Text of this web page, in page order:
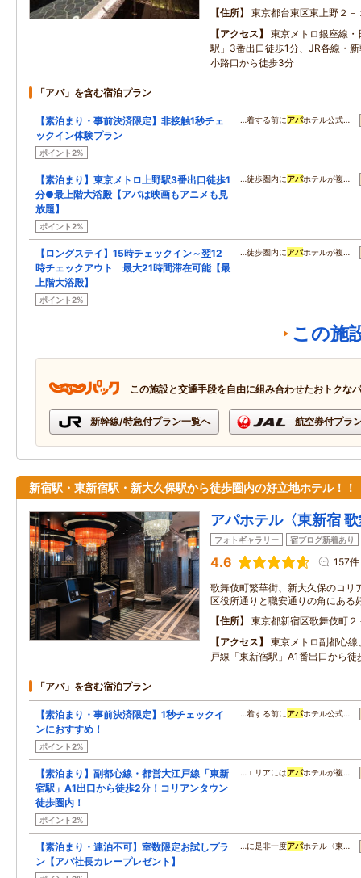
住所
東京都台東区東上野２－
アクセス
東京メトロ銀座線
駅」3番出口徒歩1分、JR各線・
小路口から徒歩3分
「アパ」を含む宿泊プラン
【素泊まり・事前決済限定】非接触1秒チェ
ックイン体験プラン
ポイント2%
…着する前にアパホテル公式…
【素泊まり】東京メトロ上野駅3番出口徒歩1
分●最上階大浴殿【アパは映画もアニメも見
放題】
ポイント2%
…徒歩圏内にアパホテルが複…
【ロングステイ】15時チェックイン～翌12
時チェックアウト 最大21時間滞在可能【最
上階大浴殿】
ポイント2%
…徒歩圏内にアパホテルが複…
この施
この施設と交通手段を自由に組み合わせたおトクな
新幹線/特急付プラン一覧へ 航空券付プラ
新宿駅・東新宿駅・新大久保駅から徒歩圏内の好立地ホテル！！
アパホテル〈東新宿
フォトギャラリー 宿ブログ新着あり
4.6 157件
歌舞伎町繁華街、新大久保のコリ
区役所通りと職安通りの角にある
住所
東京都新宿区歌舞伎町２
アクセス
東京メトロ副都心
戸線「東新宿駅」A1番出口から徒
「アパ」を含む宿泊プラン
【素泊まり・事前決済限定】1秒チェックイ
ンにおすすめ！
ポイント2%
…着する前にアパホテル公式…
【素泊まり】副都心線・都営大江戸線「東新
宿駅」A1出口から徒歩2分！コリアンタウン
徒歩圏内！
ポイント2%
…エリアにはアパホテルが複…
【素泊まり・連泊不可】室数限定お試しプラ
ン【アパ社長カレープレゼント】
…に是非一度アパホテル〈東…